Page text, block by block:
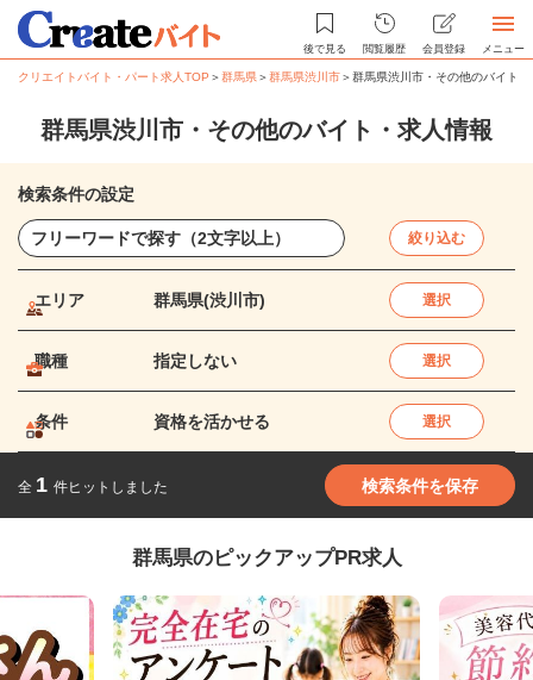
後で見る 閲覧履歴 会員登録 メニュー
クリエイトバイト・パート求人TOP ＞群馬県＞群馬県渋川市＞群馬県渋川市・その他のバイト
群馬県渋川市・その他のバイト・求人情報
検索条件の設定
絞り込む
エリア 群馬県(渋川市) 選択
職種 指定しない 選択
条件 資格を活かせる 選択
全 1 件ヒットしました 検索条件を保存
群馬県のピックアップPR求人